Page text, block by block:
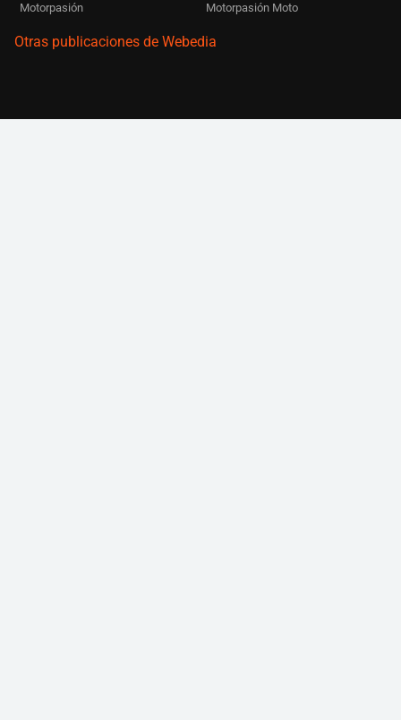
Motorpasión Motorpasión Moto
Otras publicaciones de Webedia